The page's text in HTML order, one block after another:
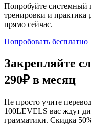
Попробуйте системный
тренировки и практика
прямо сейчас.
Попробовать бесплатно
Закрепляйте
290₽ в месяц
Не просто учите
100LEVELS вас ждут
грамматики. Скидка